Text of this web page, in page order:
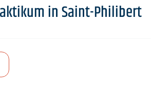
in Saint-Philibert